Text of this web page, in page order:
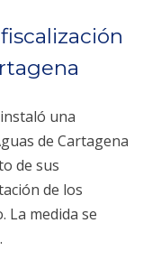
una
de Cartagena
de sus
de los
La medida se